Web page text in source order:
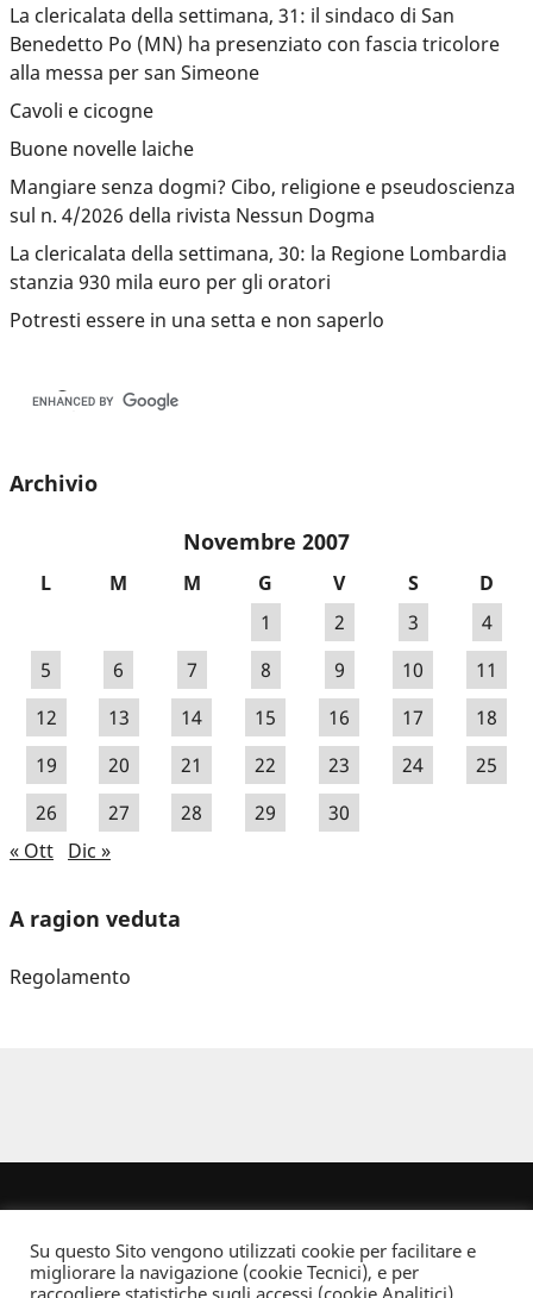
La clericalata della settimana, 31: il sindaco di San
Benedetto Po (MN) ha presenziato con fascia tricolore
alla messa per san Simeone
Cavoli e cicogne
Buone novelle laiche
Mangiare senza dogmi? Cibo, religione e pseudoscienza
sul n. 4/2026 della rivista Nessun Dogma
La clericalata della settimana, 30: la Regione Lombardia
stanzia 930 mila euro per gli oratori
Potresti essere in una setta e non saperlo
Archivio
Novembre 2007
L M M G V S
D
1
2 3
4
5
6 7 8 9 10
11
12
13 14 15 16 17
18
19
20 21 22 23 24
25
26
27 28 29
30
« Ott Dic »
A ragion veduta
Regolamento
Su questo Sito vengono utilizzati cookie per facilitare e
migliorare la navigazione (cookie Tecnici), e per
raccogliere statistiche sugli accessi (cookie Analitici).